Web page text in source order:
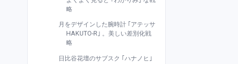
略
月をデザインした腕時計 ｢アテッサ
HAKUTO-R｣ 。美しい差別化戦
略
日比谷花壇のサブスク ｢ハナノヒ｣